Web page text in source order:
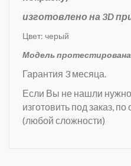
изготовлено на 3D
Цвет: черый
Модель
Гарантия 3 месяца.
Если Вы не нашли
изготовить под заказ,
(любой сложности)